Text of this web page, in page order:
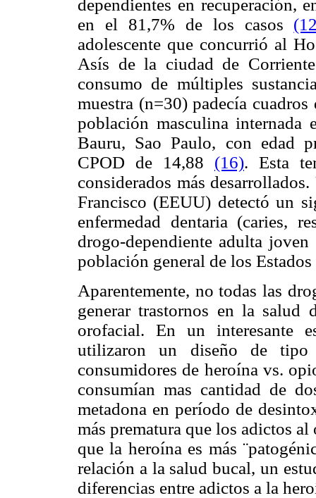
dependientes en recuperación,
en el 81,7% de los casos
adolescente que concurrió al
Asís de la ciudad de
consumo de múltiples
muestra (n=30) padecía
población masculina internada
Bauru, Sao Paulo, con edad
CPOD de 14,88 (16). Esta
considerados más
Francisco (EEUU) detectó un
enfermedad dentaria (caries,
drogo-dependiente adulta
población general de los
Aparentemente, no todas las
generar trastornos en la salud
orofacial. En un interesante
utilizaron un diseño de tipo
consumidores de heroína vs.
consumían mas cantidad de
metadona en período de
más prematura que los adictos
que la heroína es más
relación a la salud bucal, un
diferencias entre adictos a la